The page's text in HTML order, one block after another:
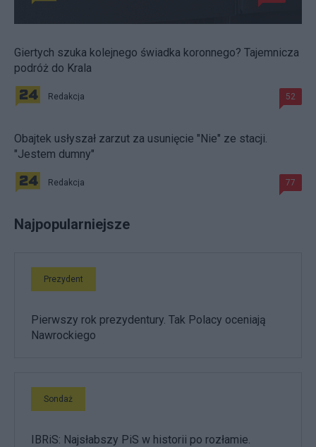
Giertych szuka kolejnego świadka koronnego? Tajemnicza
podróż do Krala
Redakcja 52
Obajtek usłyszał zarzut za usunięcie "Nie" ze stacji.
"Jestem dumny"
Redakcja 77
Najpopularniejsze
Prezydent
Pierwszy rok prezydentury. Tak Polacy oceniają
Nawrockiego
Sondaż
IBRiS: Najsłabszy PiS w historii po rozłamie.